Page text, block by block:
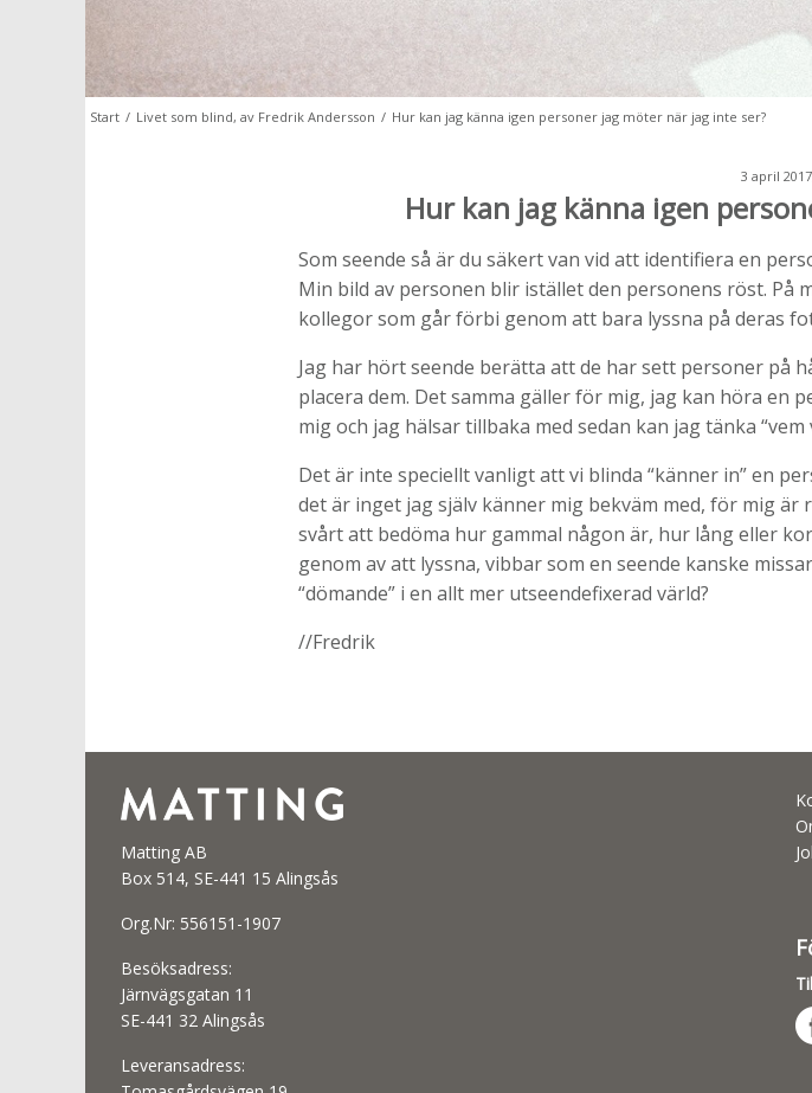
Start / Livet som blind, av Fredrik Andersson / Hur kan jag känna igen personer jag möter när jag inte ser?
3 april
Hur kan jag känna igen
Som seende så är du säkert van vid att identifiera en
Min bild av personen blir istället den personens röst. På
kollegor som går förbi genom att bara lyssna på deras
Jag har hört seende berätta att de har sett personer på
placera dem. Det samma gäller för mig, jag kan höra en
mig och jag hälsar tillbaka med sedan kan jag tänka
Det är inte speciellt vanligt att vi blinda “känner in” en
det är inget jag själv känner mig bekväm med, för mig
svårt att bedöma hur gammal någon är, hur lång eller
genom av att lyssna, vibbar som en seende kanske
“dömande” i en allt mer utseendefixerad värld?
//Fredrik
Matting AB
Box 514, SE-441 15 Alingsås
Org.Nr: 556151-1907
Besöksadress:
Järnvägsgatan 11
SE-441 32 Alingsås
Leveransadress: